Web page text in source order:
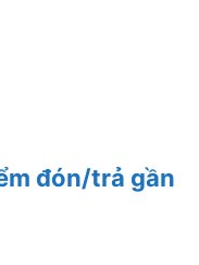
đón/trả gần